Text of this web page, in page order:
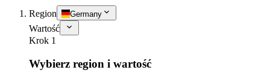
Region Germany
Wartość
Krok 1
Wybierz region i wartość